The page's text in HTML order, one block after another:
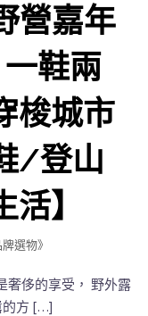
營嘉年
鞋兩
梭城市
/登山
】
牌選物》
奢侈的享受， 野外露
的方 […]